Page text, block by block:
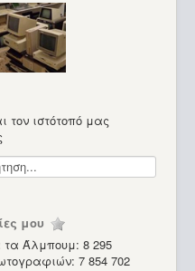
τον ιστότοπό μας
μου
Άλμπουμ: 8 295
7 854 702